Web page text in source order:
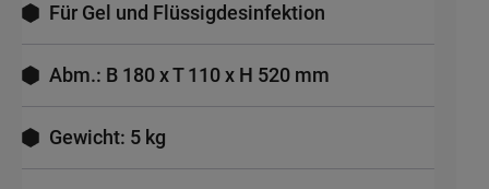
Für Gel und Flüssigdesinfektion
Abm.: B 180 x T 110 x H 520 mm
Gewicht: 5 kg